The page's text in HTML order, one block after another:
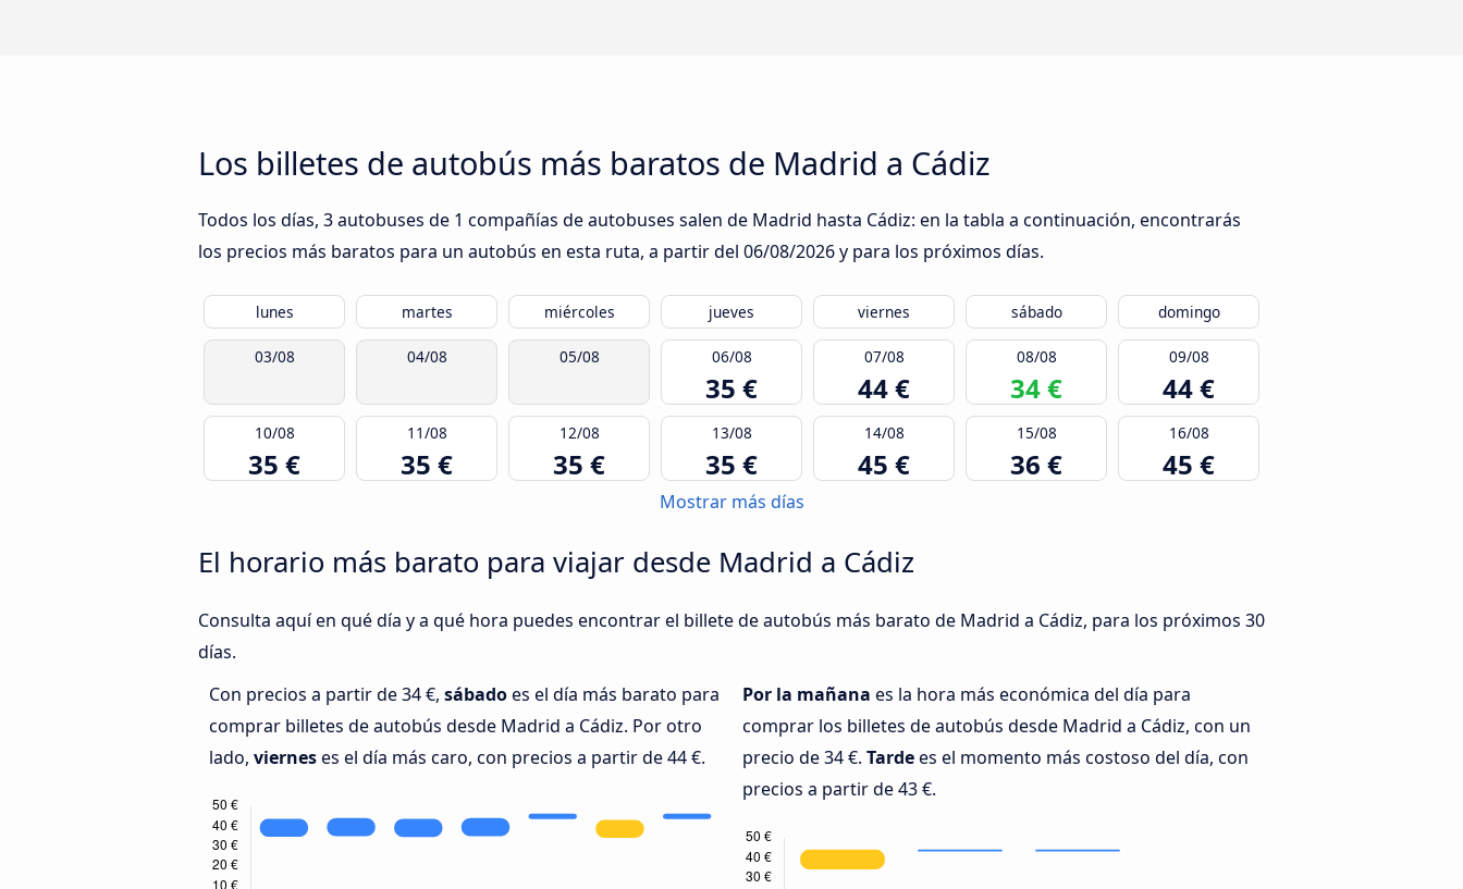
Los billetes de autobús más baratos de Madrid a Cádiz
Todos los días, 3 autobuses de 1 compañías de autobuses salen de Madrid hasta Cádiz: en la tabla a continuación, encontrarás
los precios más baratos para un autobús en esta ruta, a partir del 06/08/2026y para los próximos días.
lunes martes miércoles jueves viernes sábado domingo
03/08 04/08 05/08 06/08
35 €
07/08
44 €
08/08
34 €
09/08
44 €
10/08
35 €
11/08
35 €
12/08
35 €
13/08
35 €
14/08
45 €
15/08
36 €
16/08
45 €
Mostrar más días
El horario más barato para viajar desde Madrid a Cádiz
Consulta aquí en qué día y a qué hora puedes encontrar el billete de autobús más barato de Madrid a Cádiz, para los próximos 30
días.
Con precios a partir de 34 €, sábadoes el día más barato para
comprar billetes de autobús desde Madrid a Cádiz. Por otro
lado, vierneses el día más caro, con precios a partir de 44 €.
Por la mañana es la hora más económica del día para
comprar los billetes de autobús desde Madrid a Cádiz, con un
precio de 34 €. Tardees el momento más costoso del día, con
precios a partir de 43 €.